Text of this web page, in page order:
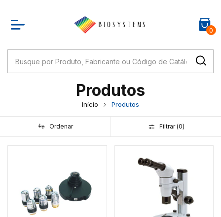
0
Produtos
Início Produtos
Ordenar Filtrar (0)